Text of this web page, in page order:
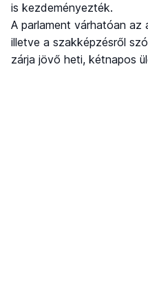
is kezdeményezték.
A parlament várhatóan az
illetve a szakképzésről
zárja jövő heti, kétnapos